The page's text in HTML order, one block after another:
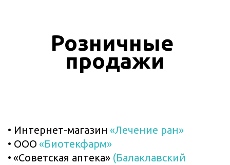
Розничные
продажи
• Интернет-магазин «Лечение ран»
• ООО «Биотекфарм»
• «Советская аптека» (Балаклавский